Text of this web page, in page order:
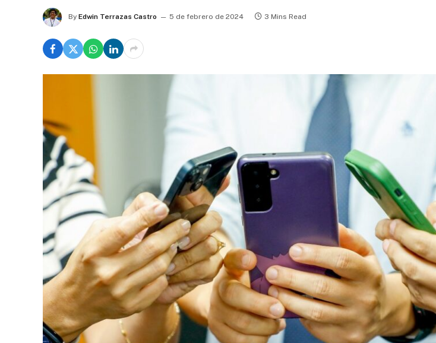
By Edwin Terrazas Castro 5 de febrero de 2024 3 Mins Read